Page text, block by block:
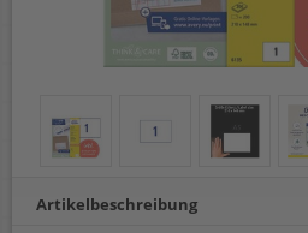
Artikelbeschreibung